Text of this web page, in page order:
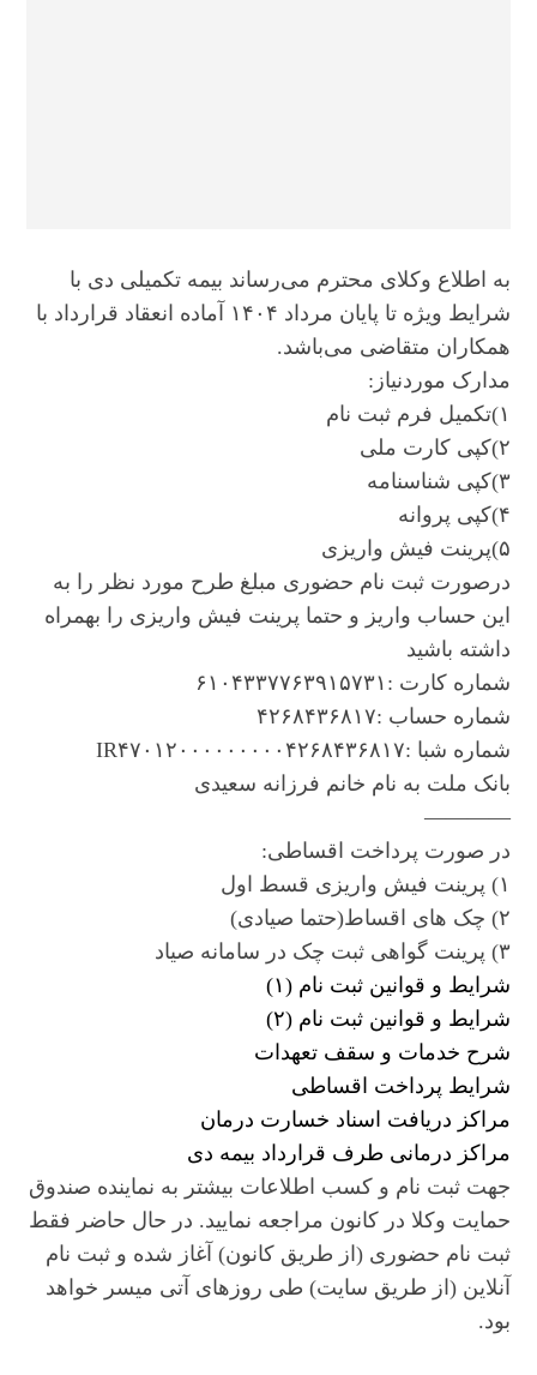
به اطلاع وکلای محترم می‌رساند بیمه تکمیلی دی با
شرایط ویژه تا پایان مرداد ۱۴۰۴ آماده انعقاد قرارداد با
همکاران متقاضی می‌باشد.
مدارک موردنیاز:
۱)تکمیل فرم ثبت نام
۲)کپی کارت ملی
۳)کپی شناسنامه
۴)کپی پروانه
۵)پرینت فیش واریزی
درصورت ثبت نام حضوری مبلغ طرح مورد نظر را به
این حساب واریز و حتما پرینت فیش واریزی را بهمراه
داشته باشید
شماره کارت :۶۱۰۴۳۳۷۷۶۳۹۱۵۷۳۱
شماره حساب :۴۲۶۸۴۳۶۸۱۷
شماره شبا :IR۴۷۰۱۲۰۰۰۰۰۰۰۰۰۴۲۶۸۴۳۶۸۱۷
بانک ملت به نام خانم فرزانه سعیدی
————
در صورت پرداخت اقساطی:
۱) پرینت فیش واریزی قسط اول
۲) چک های اقساط(حتما صیادی)
۳) پرینت گواهی ثبت چک در سامانه صیاد
شرایط و قوانین ثبت نام (۱)
شرایط و قوانین ثبت نام (۲)
شرح خدمات و سقف تعهدات
شرایط پرداخت اقساطی
مراکز دریافت اسناد خسارت درمان
مراکز درمانی طرف قرارداد بیمه دی
جهت ثبت نام و کسب اطلاعات بیشتر به نماینده صندوق
حمایت وکلا در کانون مراجعه نمایید. در حال حاضر فقط
ثبت نام حضوری (از طریق کانون) آغاز شده و ثبت نام
آنلاین (از طریق سایت) طی روزهای آتی میسر خواهد
بود.